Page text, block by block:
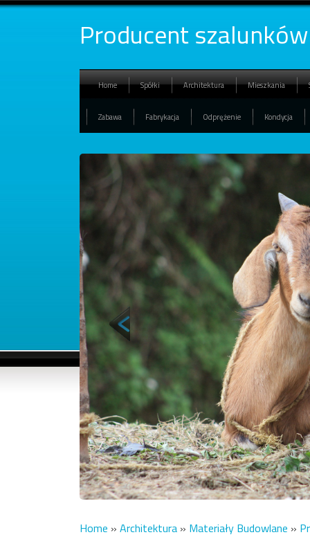
Producent
Home Spółki Architektura Mieszkania
Zabawa Fabrykacja Odprężenie Kondycja
Home » Architektura » Materiały Budowlane »